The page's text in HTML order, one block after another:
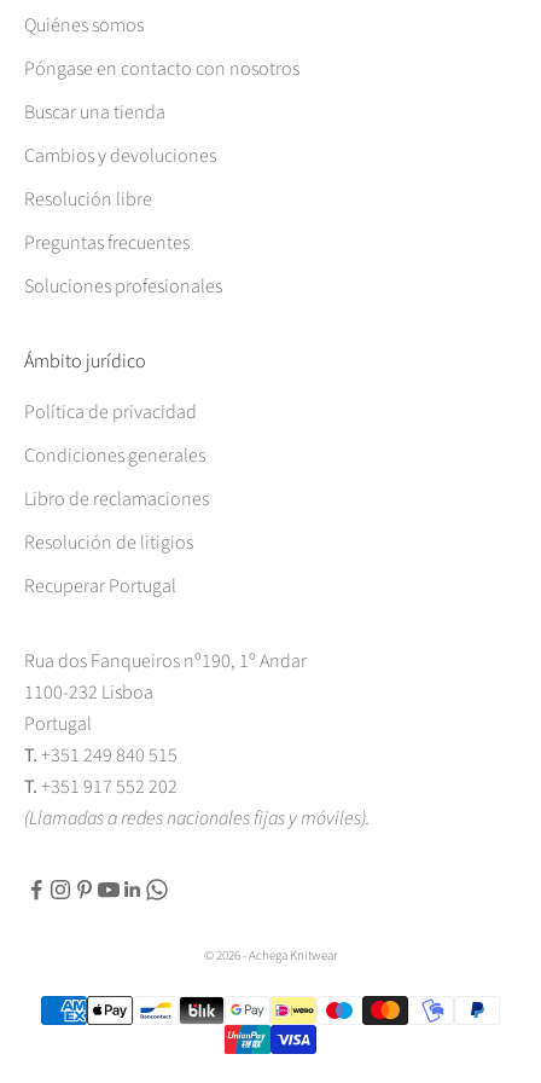
Quiénes somos
Póngase en contacto con nosotros
Buscar una tienda
Cambios y devoluciones
Resolución libre
Preguntas frecuentes
Soluciones profesionales
Ámbito jurídico
Política de privacidad
Condiciones generales
Libro de reclamaciones
Resolución de litigios
Recuperar Portugal
Rua dos Fanqueiros nº190, 1º Andar
1100-232 Lisboa
Portugal
T.+351 249 840 515
T.+351 917 552 202
(Llamadas a redes nacionales fijas y móviles).
© 2026 - Achega Knitwear